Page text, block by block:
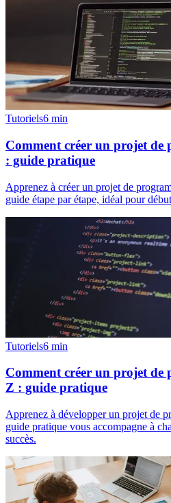
Tutoriels6 min
Comment créer un projet de
: guide pratique
Apprenez à créer un projet de
guide étape par étape, idéal pour
Tutoriels6 min
Comment créer un projet de
Z : guide pratique
Apprenez à développer un projet de
guide pratique vous accompagne à
succès.